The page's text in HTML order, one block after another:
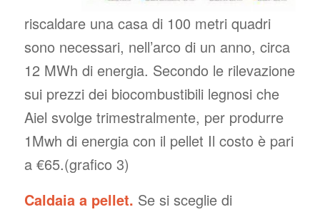
riscaldare una casa di 100 metri quadri
sono necessari, nell’arco di un anno, circa
12 MWh di energia. Secondo le rilevazione
sui prezzi dei biocombustibili legnosi che
Aiel svolge trimestralmente, per produrre
1Mwh di energia con il pellet Il costo è pari
a €65.(grafico 3)
Caldaia a pellet. Se si sceglie di